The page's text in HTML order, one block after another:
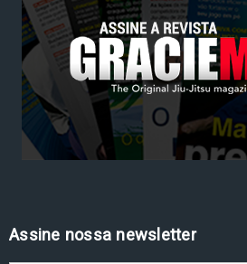
Assine nossa newsletter